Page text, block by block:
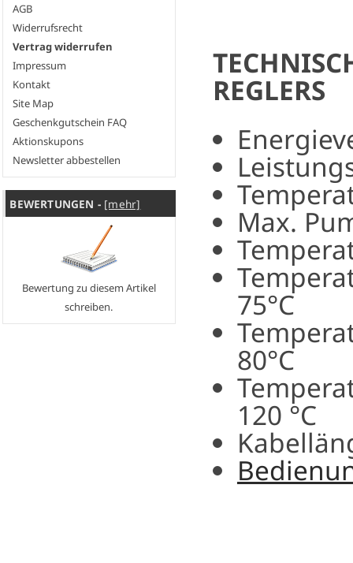
AGB
Widerrufsrecht
Vertrag widerrufen
Impressum
Kontakt
Site Map
Geschenkgutschein FAQ
Aktionskupons
Newsletter abbestellen
BEWERTUNGEN - [mehr]
Bewertung zu diesem Artikel
schreiben.
REGLERS
Max.
75°C
80°C
120 °C